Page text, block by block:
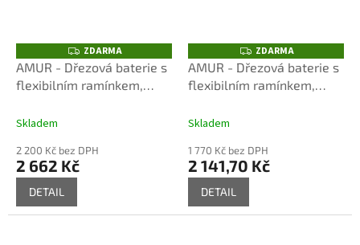
Z
D
A
R
ZDARMA
AMUR - Dřezová baterie s
flexibilním ramínkem,
AM719.0/12C, RAV Slezák
Skladem
2 200 Kč bez DPH
2 662 Kč
DETAIL
Z
D
A
R
ZDARMA
AMUR - Dřezová baterie s
flexibilním ramínkem,
AM719.0/10C, RAV Slezák
Skladem
1 770 Kč bez DPH
2 141,70 Kč
DETAIL